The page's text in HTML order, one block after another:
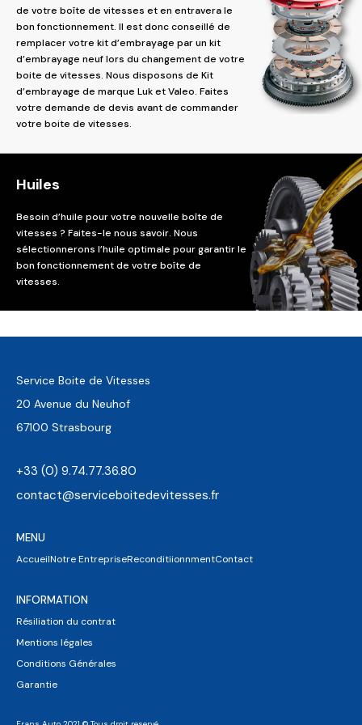
de votre boîte de vitesses et en entravera le
bon fonctionnement. Il est donc conseillé de
remplacer votre kit d’embrayage par un kit
d’embrayage neuf lors du changement de votre
boite de vitesses. Nous disposons de Kit
d’embrayage de marque Luk et Valeo. Faites
votre demande de devis avant de commander
votre boite de vitesses.
Huiles
Besoin d’huile pour votre nouvelle boîte de
vitesses ? Faites-le nous savoir. Nous
sélectionnerons l’huile optimale pour garantir le
bon fonctionnement de votre boîte de
vitesses.
Service Boite de Vitesses
20 Avenue du Neuhof
67100 Strasbourg
+33 (0) 9.74.77.36.80
contact@serviceboitedevitesses.fr
MENU
AccueilNotre EntrepriseReconditiionnmentContact
INFORMATION
Résiliation du contrat
Mentions légales
Conditions Générales
Garantie